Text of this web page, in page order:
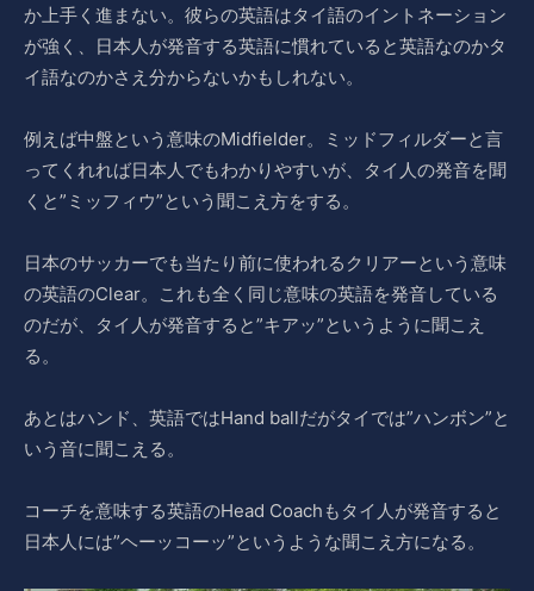
か上手く進まない。彼らの英語はタイ語のイントネーション
が強く、日本人が発音する英語に慣れていると英語なのかタ
イ語なのかさえ分からないかもしれない。
例えば中盤という意味のMidfielder。ミッドフィルダーと言
ってくれれば日本人でもわかりやすいが、タイ人の発音を聞
くと”ミッフィウ”という聞こえ方をする。
日本のサッカーでも当たり前に使われるクリアーという意味
の英語のClear。これも全く同じ意味の英語を発音している
のだが、タイ人が発音すると”キアッ”というように聞こえ
る。
あとはハンド、英語ではHand ballだがタイでは”ハンボン”と
いう音に聞こえる。
コーチを意味する英語のHead Coachもタイ人が発音すると
日本人には”ヘーッコーッ”というような聞こえ方になる。